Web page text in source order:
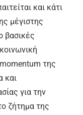
και κάτι
μέγιστης
βασικές
της
και
για την
ζήτημα της